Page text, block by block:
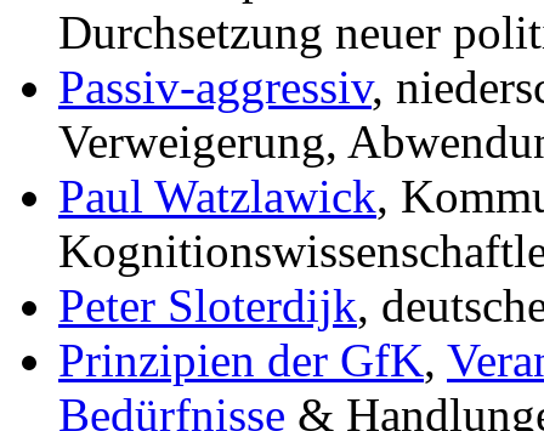
Durchsetzung neuer
Passiv-aggressiv,
Verweigerung,
Paul Watzlawick,
Peter Sloterdijk,
Prinzipien der GfK,
Bedürfnisse &